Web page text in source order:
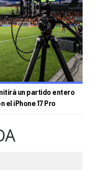
un partido entero
el iPhone 17 Pro